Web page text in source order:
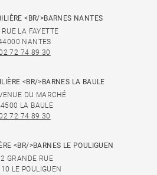
<BR/>BARNES NANTES
LA FAYETTE
NANTES
72 74 89 30
<BR/>BARNES LA BAULE
DU MARCHÉ
LA BAULE
72 74 89 30
<BR/>BARNES LE POULIGUEN
GRANDE RUE
LE POULIGUEN